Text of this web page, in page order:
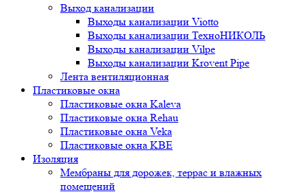
Выход канализации
Выходы канализации Viotto
Выходы канализации ТехноНИКОЛЬ
Выходы канализации Vilpe
Выходы канализации Krovent Pipe
Лента вентиляционная
Пластиковые окна
Пластиковые окна Kaleva
Пластиковые окна Rehau
Пластиковые окна Veka
Пластиковые окна KBE
Изоляция
Мембраны для дорожек, террас и влажных
помещений